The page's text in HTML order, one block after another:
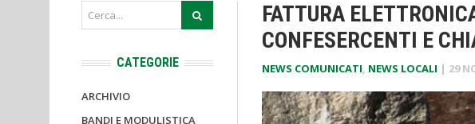
FATTURA
CONFESERCENTI E
NEWS COMUNICATI, NEWS LOCALI | 29
CATEGORIE
ARCHIVIO
BANDI E MODULISTICA